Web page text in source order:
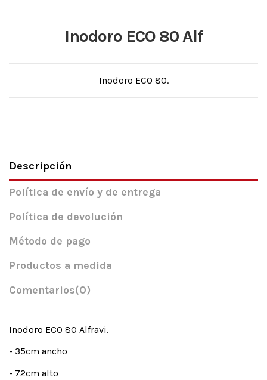
Inodoro ECO 80 Alf
Inodoro ECO 80.
Descripción
Política de envío y de entrega
Política de devolución
Método de pago
Productos a medida
Comentarios(0)
Inodoro ECO 80 Alfravi.
- 35cm ancho
- 72cm alto